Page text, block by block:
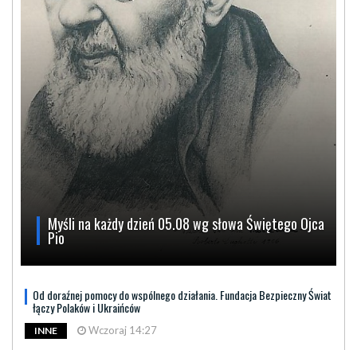
Myśli na każdy dzień 05.08 wg słowa Świętego Ojca
Pio
Od doraźnej pomocy do wspólnego działania. Fundacja Bezpieczny Świat
łączy Polaków i Ukraińców
INNE Wczoraj 14:27